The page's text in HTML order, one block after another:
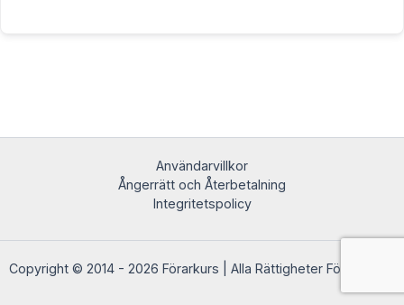
Användarvillkor
Ångerrätt och Återbetalning
Integritetspolicy
Copyright © 2014 - 2026 Förarkurs | Alla Rättigheter Förbehållna